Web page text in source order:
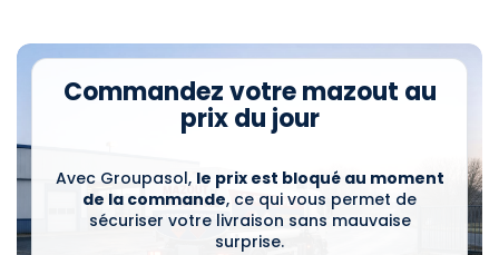
Commandez votre mazout au
prix du jour
Avec Groupasol, le prix est bloqué au moment
de la commande, ce qui vous permet de
sécuriser votre livraison sans mauvaise
surprise.